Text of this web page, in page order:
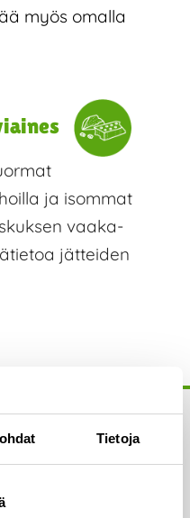
Tietoja
myös omalla
ja isommat
vaaka-
jätteiden